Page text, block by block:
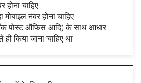
चाहिए
नंबर होना चाहिए
पोस्ट ऑफिस आदि) के साथ आधार
किया जाना चाहिए था